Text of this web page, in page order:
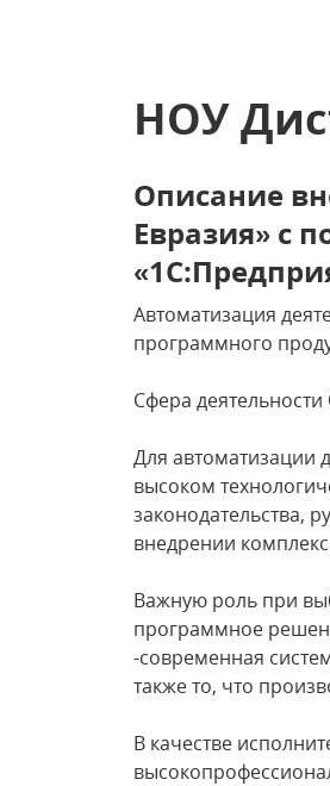
НОУ
Описание
Евразия» с
Автоматизация
программного
Сфера
Для автоматизации
высоком
законодательства,
внедрении
Важную роль при
программное
-современная
также то, что
В качестве